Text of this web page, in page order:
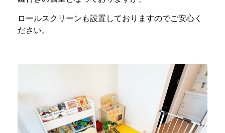
ロールスクリーンも設置しておりますのでご安心く
ださい。